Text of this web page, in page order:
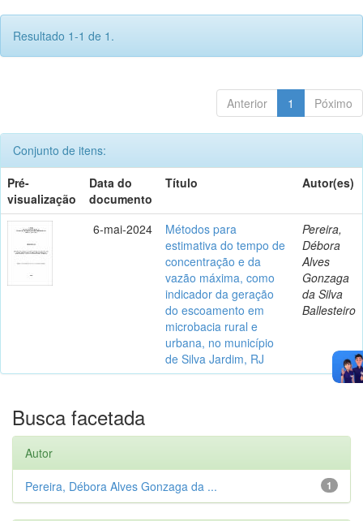
Resultado 1-1 de 1.
Anterior 1 Póximo
Conjunto de itens:
Pré-
visualização
Data do
documento
Título Autor(es)
6-mai-2024
Métodos para
estimativa do tempo de
concentração e da
vazão máxima, como
indicador da geração
do escoamento em
microbacia rural e
urbana, no município
de Silva Jardim, RJ
Pereira,
Débora
Alves
Gonzaga
da Silva
Ballesteiro
Busca facetada
Autor
1
Pereira, Débora Alves Gonzaga da ...